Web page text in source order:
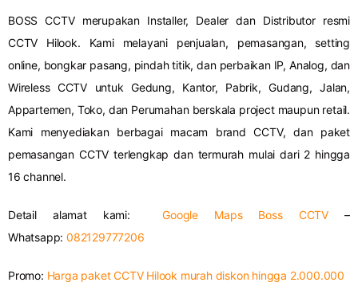
BOSS CCTV merupakan Installer, Dealer dan Distributor resmi
CCTV Hilook. Kami melayani penjualan, pemasangan, setting
online, bongkar pasang, pindah titik, dan perbaikan IP, Analog, dan
Wireless CCTV untuk Gedung, Kantor, Pabrik, Gudang, Jalan,
Appartemen, Toko, dan Perumahan berskala project maupun retail.
Kami menyediakan berbagai macam brand CCTV, dan paket
pemasangan CCTV terlengkap dan termurah mulai dari 2 hingga
16 channel.
Detail alamat kami:Google Maps Boss CCTV –
Whatsapp:082129777206
Promo: Harga paket CCTV Hilook murah diskon hingga 2.000.000